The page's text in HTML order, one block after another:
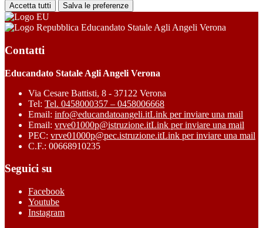
Accetta tutti Salva le preferenze
Educandato Statale Agli Angeli Verona
Contatti
Educandato Statale Agli Angeli Verona
Via Cesare Battisti, 8 - 37122 Verona
Tel: Tel. 0458000357 – 0458006668
Email: info@educandatoangeli.itLink per inviare una mail
Email: vrve01000p@istruzione.itLink per inviare una mail
PEC: vrve01000p@pec.istruzione.itLink per inviare una mail
C.F.: 00668910235
Seguici su
Facebook
Youtube
Instagram